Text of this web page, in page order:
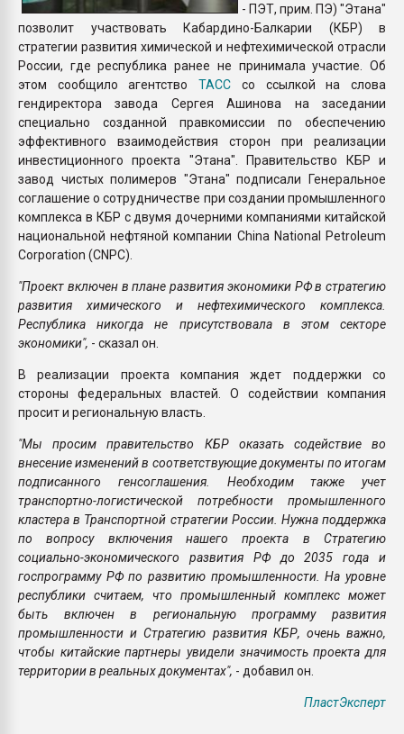
- ПЭТ, прим. ПЭ) "Этана"
позволит участвовать Кабардино-Балкарии (КБР) в
стратегии развития химической и нефтехимической отрасли
России, где республика ранее не принимала участие. Об
этом сообщило агентствоТАСС со ссылкой на слова
гендиректора завода Сергея Ашинова на заседании
специально созданной правкомиссии по обеспечению
эффективного взаимодействия сторон при реализации
инвестиционного проекта "Этана". Правительство КБР и
завод чистых полимеров "Этана" подписали Генеральное
соглашение о сотрудничестве при создании промышленного
комплекса в КБР с двумя дочерними компаниями китайской
национальной нефтяной компании China National Petroleum
Corporation (CNPC).
"Проект включен в плане развития экономики РФ в стратегию
развития химического и нефтехимического комплекса.
Республика никогда не присутствовала в этом секторе
экономики", - сказал он.
В реализации проекта компания ждет поддержки со
стороны федеральных властей. О содействии компания
просит и региональную власть.
"Мы просим правительство КБР оказать содействие во
внесение изменений в соответствующие документы по итогам
подписанного генсоглашения. Необходим также учет
транспортно-логистической потребности промышленного
кластера в Транспортной стратегии России. Нужна поддержка
по вопросу включения нашего проекта в Стратегию
социально-экономического развития РФ до 2035 года и
госпрограмму РФ по развитию промышленности. На уровне
республики считаем, что промышленный комплекс может
быть включен в региональную программу развития
промышленности и Стратегию развития КБР, очень важно,
чтобы китайские партнеры увидели значимость проекта для
территории в реальных документах", - добавил он.
ПластЭксперт